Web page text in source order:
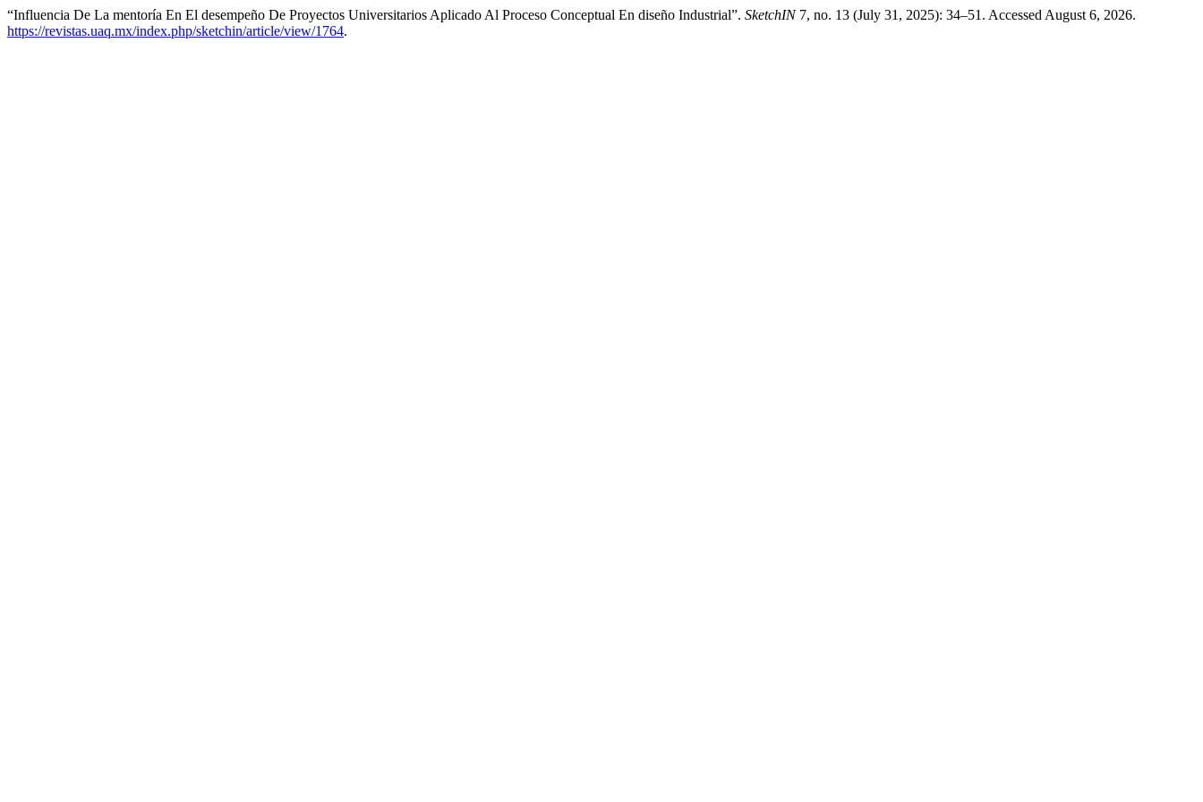
“Influencia De La mentoría En El desempeño De Proyectos Universitarios Aplicado Al Proceso Conceptual En diseño Industrial”. SketchIN7, no. 13 (July 31, 2025): 34–51. Accessed August 6, 2026.
https://revistas.uaq.mx/index.php/sketchin/article/view/1764.